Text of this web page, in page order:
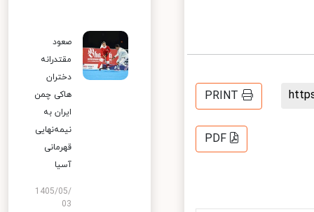
PRINT
PDF
صعود
مقتدرانه
دختران
هاکی چمن
ایران به
نیمه‌نهایی
قهرمانی
آسیا
1405/05/
03